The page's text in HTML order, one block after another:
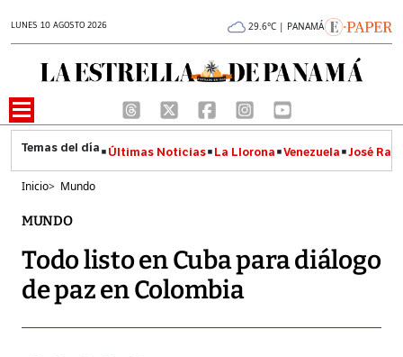
LUNES 10 AGOSTO 2026 29.6°C | PANAMÁ
Últimas Noticias La Llorona Venezuela José
Inicio> Mundo
MUNDO
Todo listo en Cuba para diálogo
de paz en Colombia